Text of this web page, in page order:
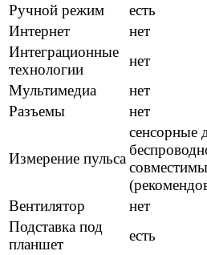
Ручной режим
есть
Интернет
нет
Интеграционные
технологии
нет
Мультимедиа
нет
Разъемы
нет
Измерение пульса
сенсорные
Вентилятор
нет
Подставка под
планшет
есть